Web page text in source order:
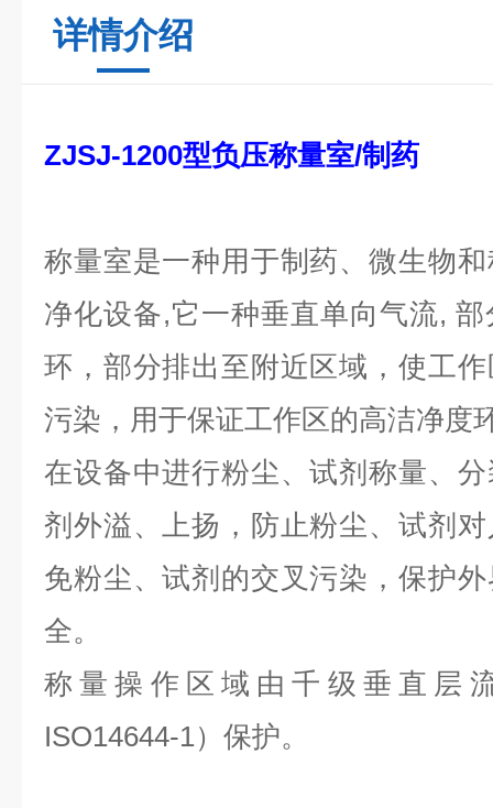
详情介绍
ZJSJ-1200型负压称量室/制药
称量室是一种用于制药、微生物
净化设备,它一种垂直单向气流,
环，部分排出至附近区域，使工
污染，用于保证工作区的高洁净度
在设备中进行粉尘、试剂称量、
剂外溢、上扬，防止粉尘、试剂
免粉尘、试剂的交叉污染，保护
全。
称量操作区域由千级垂直层
ISO14644-1）保护。